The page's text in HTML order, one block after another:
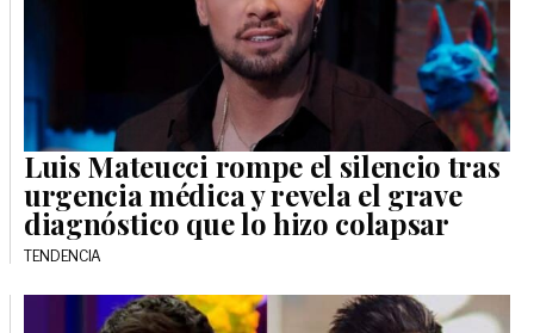
Luis Mateucci rompe el silencio tras
urgencia médica y revela el grave
diagnóstico que lo hizo colapsar
TENDENCIA